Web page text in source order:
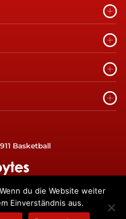
Basketball
du die Website weiter
Einverständnis aus.